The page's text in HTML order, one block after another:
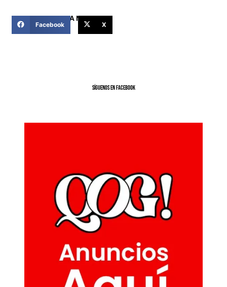
COMPARTIR ESTA NOTICIA
Facebook X
SíGUENOS EN FACEBOOK